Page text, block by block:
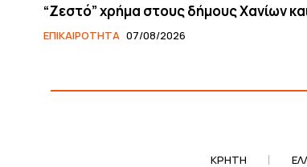
“Ζεστό” χρήμα στους δήμους Χανίων
ΕΠΙΚΑΙΡΟΤΗΤΑ 07/08/2026
ΚΡΗΤΗ